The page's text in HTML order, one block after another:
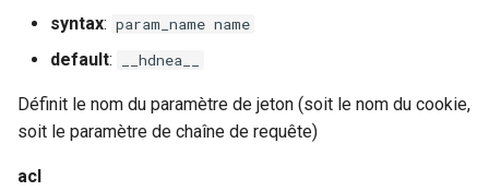
upstream-healthcheck
syntax: param_name name
default: __hdnea__
Définit le nom du paramètre de jeton (soit le nom du cookie,
soit le paramètre de chaîne de requête)
acl